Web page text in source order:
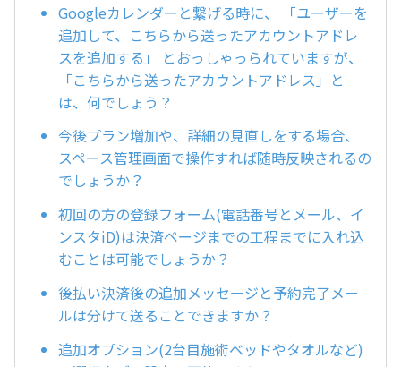
Googleカレンダーと繋げる時に、 「ユーザーを
追加して、こちらから送ったアカウントアドレ
スを追加する」 とおっしゃっられていますが、
「こちらから送ったアカウントアドレス」と
は、何でしょう？
今後プラン増加や、詳細の見直しをする場合、
スペース管理画面で操作すれば随時反映されるの
でしょうか？
初回の方の登録フォーム(電話番号とメール、イ
ンスタiD)は決済ページまでの工程までに入れ込
むことは可能でしょうか？
後払い決済後の追加メッセージと予約完了メー
ルは分けて送ることできますか？
追加オプション(2台目施術ベッドやタオルなど)